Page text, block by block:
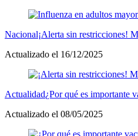
Nacional¡Alerta sin restricciones!
Actualizado el 16/12/2025
Actualidad¿Por qué es importante
Actualizado el 08/05/2025